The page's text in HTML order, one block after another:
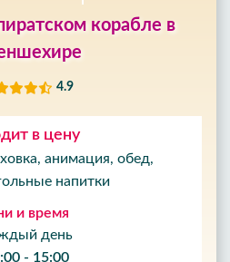
корабле в
4.9
в цену
анимация, обед,
напитки
и время
день
- 15:00